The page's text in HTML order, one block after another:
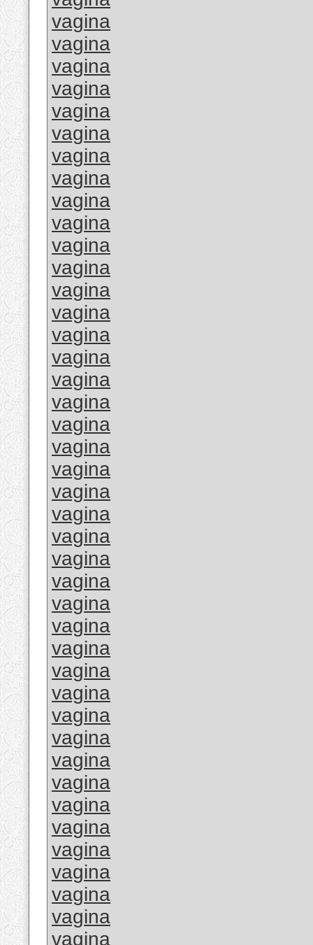
vagina
vagina
vagina
vagina
vagina
vagina
vagina
vagina
vagina
vagina
vagina
vagina
vagina
vagina
vagina
vagina
vagina
vagina
vagina
vagina
vagina
vagina
vagina
vagina
vagina
vagina
vagina
vagina
vagina
vagina
vagina
vagina
vagina
vagina
vagina
vagina
vagina
vagina
vagina
vagina
vagina
vagina